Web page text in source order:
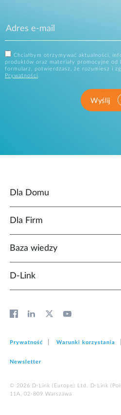
Chciałbym otrzymywać aktualności,
produktów oraz materiały promocyjne od
formularz, potwierdzasz, że rozumiesz i
Prywatności.
Wyślij
Dla Domu
Dla Firm
Baza wiedzy
D‑Link
Prywatność Warunki korzystania
Newsletter
© 2026 D‑Link (Europe) Ltd. D-Link
11A, 02-809 Warszawa